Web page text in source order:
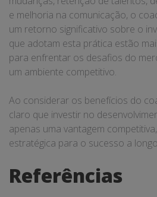
e melhoria na comunicação, o
um retorno significativo sobre o
que adotam esta prática estão
para enfrentar os desafios do
um ambiente competitivo.
Ao considerar os benefícios do
claro que investir no
apenas uma vantagem
estratégica para o sucesso a
Referências